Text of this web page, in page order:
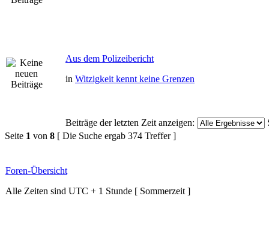
Aus dem Polizeibericht
in Witzigkeit kennt keine Grenzen
Beiträge der letzten Zeit anzeigen:
Seite 1 von 8 [ Die Suche ergab 374 Treffer ]
Foren-Übersicht
Alle Zeiten sind UTC + 1 Stunde [ Sommerzeit ]